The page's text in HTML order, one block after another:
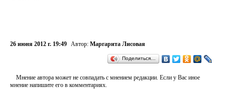
26 июня 2012 г. 19:49 Автор: Маргарита Лисовая
Поделиться…
Мнение автора может не совпадать с мнением редакции. Если у Вас иное
мнение напишите его в комментариях.